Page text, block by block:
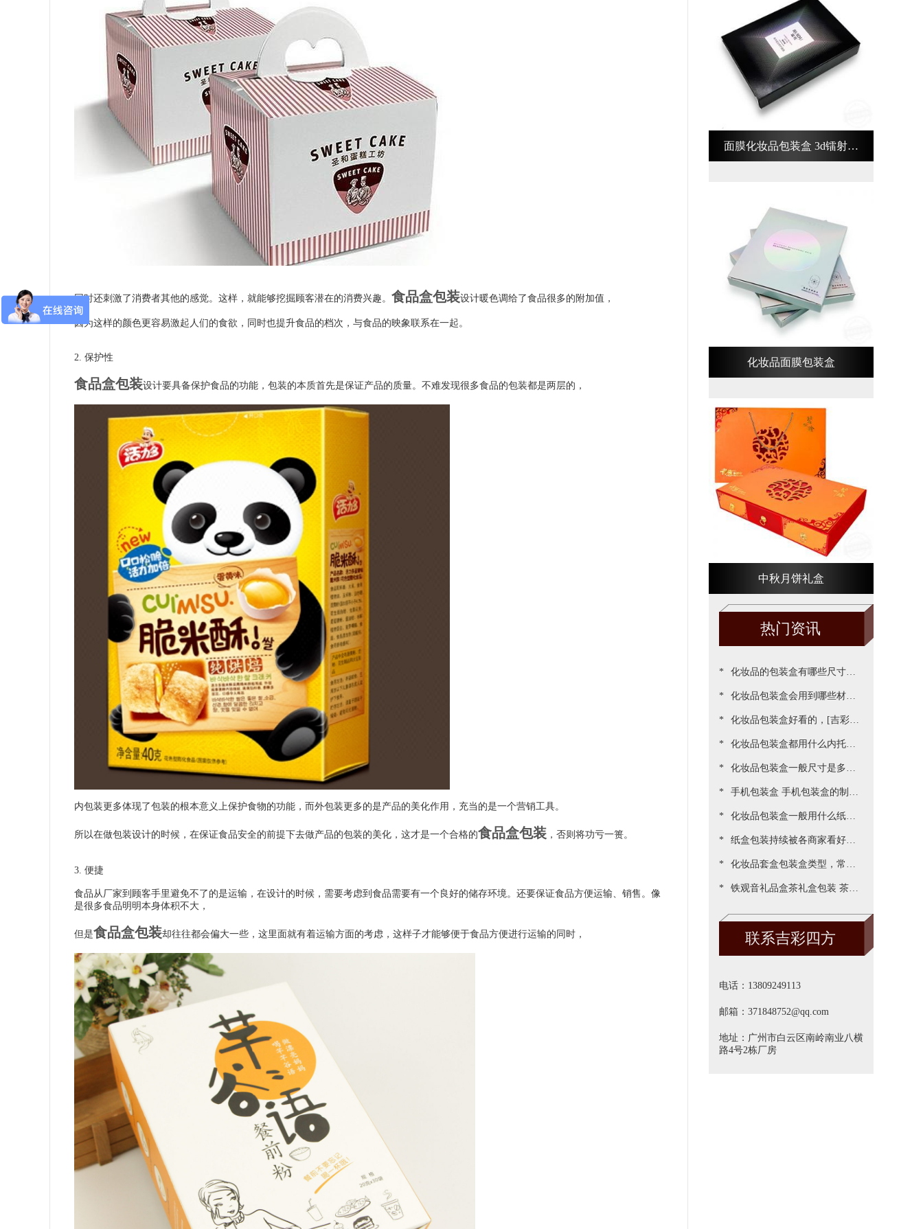
同时还刺激了消费者其他的感觉。这样，就能够挖掘顾客潜在的消费兴趣。 食品盒包装设计暖色调给了食品很多的附加值，
因为这样的颜色更容易激起人们的食欲，同时也提升食品的档次，与食品的映象联系在一起。
2. 保护性
食品盒包装设计要具备保护食品的功能，包装的本质首先是保证产品的质量。不难发现很多食品的包装都是两层的，
内包装更多体现了包装的根本意义上保护食物的功能，而外包装更多的是产品的美化作用，充当的是一个营销工具。
所以在做包装设计的时候，在保证食品安全的前提下去做产品的包装的美化，这才是一个合格的食品盒包装 ，否则将功亏一篑。
3. 便捷
食品从厂家到顾客手里避免不了的是运输，在设计的时候，需要考虑到食品需要有一个良好的储存环境。还要保证食品方便运输、销售。像
是很多食品明明本身体积不大，
但是食品盒包装却往往都会偏大一些，这里面就有着运输方面的考虑，这样子才能够便于食品方便进行运输的同时，
面膜化妆品包装盒 3d镭射化
化妆品面膜包装盒
中秋月饼礼盒
热门资讯
* 化妆品的包装盒有哪些尺寸，
包装尺寸需要怎么设定呢[吉彩
四方]
* 化妆品包装盒会用到哪些材
质？[吉彩四方]为您一一罗列
出来
* 化妆品包装盒好看的，[吉彩四
方]为客户做出各种好看包装案
例
* 化妆品包装盒都用什么内托，
[吉彩四方]常见的有三种材质
* 化妆品包装盒一般尺寸是多
少，实际测算的尺寸更精准[吉
彩四方]
* 手机包装盒 手机包装盒的制作
过程[吉彩四方]详解包装的制
作流程
* 化妆品包装盒一般用什么纸，
说说常用的材质都有哪些[吉彩
四方]
* 纸盒包装持续被各商家看好，
源于国家对环保的重视与监管
[吉彩四方]新闻
* 化妆品套盒包装盒类型，常见
的包装盒型有哪些呢？[吉彩四
方]
* 铁观音礼品盒茶礼盒包装 茶叶
包装盒礼盒定制厂家[吉彩四
联系吉彩四方
电话：13809249113
邮箱：371848752@qq.com
地址：广州市白云区南岭南业八横
路4号2栋厂房